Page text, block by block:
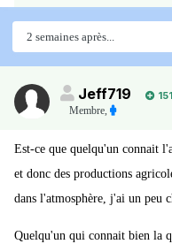
2 semaines après...
Jeff719
151
Membre,
Est-ce que quelqu'un connait
et donc des productions
dans l'atmosphère, j'ai un peu
Quelqu'un qui connait bien la